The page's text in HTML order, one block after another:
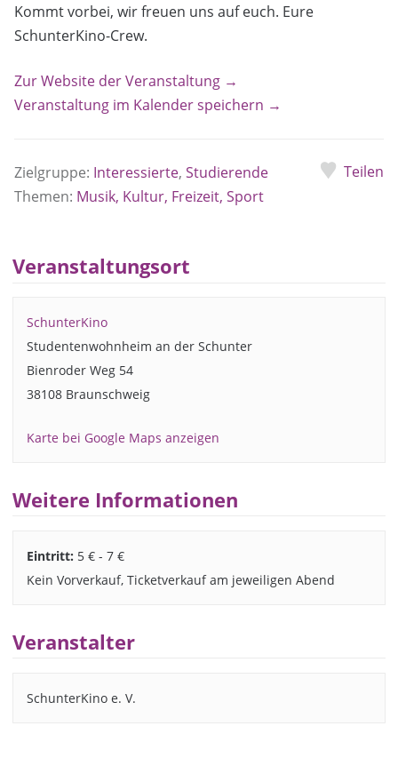
Kommt vorbei, wir freuen uns auf euch. Eure
SchunterKino-Crew.
Zur Website der Veranstaltung →
Veranstaltung im Kalender speichern →
Zielgruppe: Interessierte, Studierende
Themen: Musik, Kultur, Freizeit, Sport
Teilen
Veranstaltungsort
SchunterKino
Studentenwohnheim an der Schunter
Bienroder Weg 54
38108 Braunschweig
Karte bei Google Maps anzeigen
Weitere Informationen
Eintritt: 5 € - 7 €
Kein Vorverkauf, Ticketverkauf am jeweiligen Abend
Veranstalter
SchunterKino e. V.